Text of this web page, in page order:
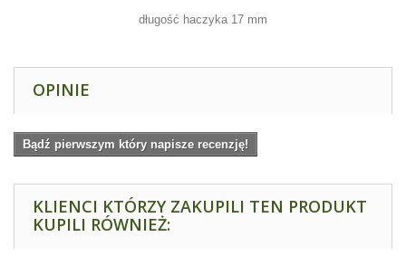
długość haczyka 17 mm
OPINIE
Bądź pierwszym który napisze recenzję!
KLIENCI KTÓRZY ZAKUPILI TEN PRODUKT
KUPILI RÓWNIEŻ: